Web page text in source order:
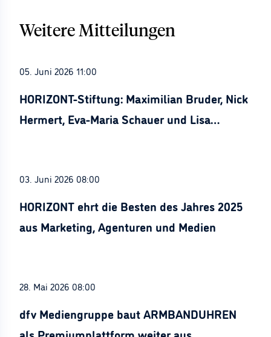
Weitere Mitteilungen
05. Juni 2026 11:00
HORIZONT-Stiftung: Maximilian Bruder, Nick
Hermert, Eva-Maria Schauer und Lisa
03. Juni 2026 08:00
HORIZONT ehrt die Besten des Jahres 2025
aus Marketing, Agenturen und Medien
28. Mai 2026 08:00
dfv Mediengruppe baut ARMBANDUHREN